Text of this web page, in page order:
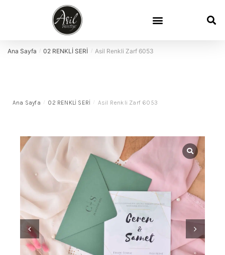
Ana Sayfa / 02 RENKLİ SERİ / Asil Renkli Zarf 6053
Ana Sayfa / 02 RENKLİ SERİ / Asil Renkli Zarf 6053